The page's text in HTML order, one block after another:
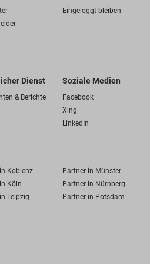
Eingeloggt bleiben
Dienst
& Berichte
Soziale Medien
Facebook
Xing
LinkedIn
Koblenz
Partner in Münster
Köln
Partner in Nürnberg
Leipzig
Partner in Potsdam